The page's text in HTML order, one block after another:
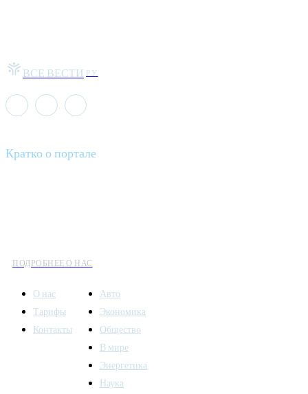
ВСЕ ВЕСТИ РУ
Кратко о портале
ПОДРОБНЕЕ О НАС
О нас
Тарифы
Контакты
Авто
Экономика
Общество
В мире
Энергетика
Наука